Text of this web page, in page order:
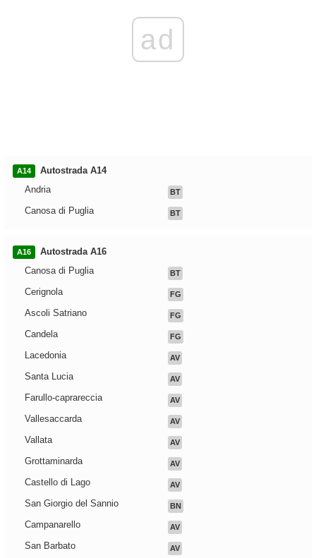
ad
A14
Autostrada A14
Andria
BT
Canosa di Puglia BT
A16
Autostrada A16
Canosa di Puglia
BT
Cerignola FG
Ascoli Satriano FG
Candela FG
Lacedonia AV
Santa Lucia AV
Farullo-caprareccia AV
Vallesaccarda AV
Vallata AV
Grottaminarda AV
Castello di Lago AV
San Giorgio del Sannio BN
Campanarello AV
San Barbato AV